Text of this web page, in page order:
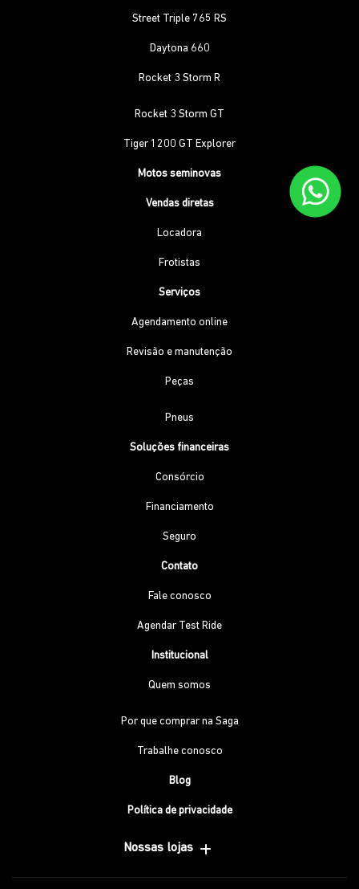
Street Triple 765 RS
Daytona 660
Rocket 3 Storm R
Rocket 3 Storm GT
Tiger 1200 GT Explorer
Motos seminovas
Vendas diretas
Locadora
Frotistas
Serviços
Agendamento online
Revisão e manutenção
Peças
Pneus
Soluções financeiras
Consórcio
Financiamento
Seguro
Contato
Fale conosco
Agendar Test Ride
Institucional
Quem somos
Por que comprar na Saga
Trabalhe conosco
Blog
Política de privacidade
Nossas lojas